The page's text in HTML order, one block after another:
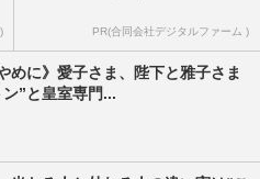
PR(合同会社デジタルファーム )
めに》愛子さま、陛下と雅子さま
”と皇室専門...